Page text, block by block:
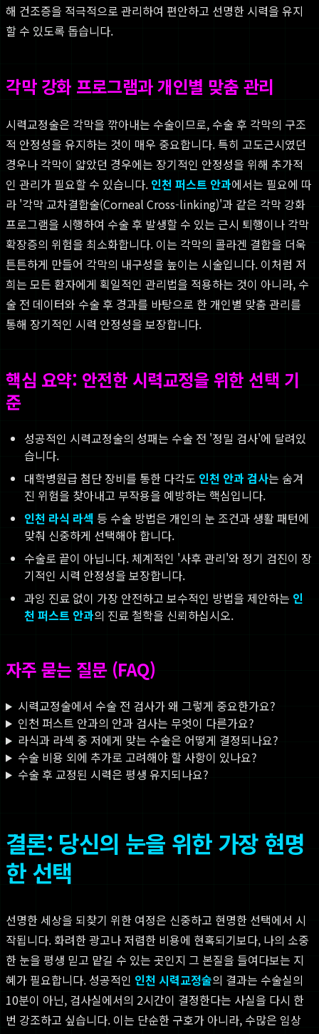
해 건조증을 적극적으로 관리하여 편안하고 선명한 시력을 유지
할 수 있도록 돕습니다.
각막 강화 프로그램과 개인별 맞춤 관리
시력교정술은 각막을 깎아내는 수술이므로, 수술 후 각막의 구조
적 안정성을 유지하는 것이 매우 중요합니다. 특히 고도근시였던
경우나 각막이 얇았던 경우에는 장기적인 안정성을 위해 추가적
인 관리가 필요할 수 있습니다. 인천 퍼스트 안과에서는 필요에 따
라 '각막 교차결합술(Corneal Cross-linking)'과 같은 각막 강화
프로그램을 시행하여 수술 후 발생할 수 있는 근시 퇴행이나 각막
확장증의 위험을 최소화합니다. 이는 각막의 콜라겐 결합을 더욱
튼튼하게 만들어 각막의 내구성을 높이는 시술입니다. 이처럼 저
희는 모든 환자에게 획일적인 관리법을 적용하는 것이 아니라, 수
술 전 데이터와 수술 후 경과를 바탕으로 한 개인별 맞춤 관리를
통해 장기적인 시력 안정성을 보장합니다.
핵심 요약: 안전한 시력교정을 위한 선택 기
준
성공적인 시력교정술의 성패는 수술 전 '정밀 검사'에 달려있
습니다.
대학병원급 첨단 장비를 통한 다각도 인천 안과 검사는 숨겨
진 위험을 찾아내고 부작용을 예방하는 핵심입니다.
인천 라식 라섹 등 수술 방법은 개인의 눈 조건과 생활 패턴에
맞춰 신중하게 선택해야 합니다.
수술로 끝이 아닙니다. 체계적인 '사후 관리'와 정기 검진이 장
기적인 시력 안정성을 보장합니다.
과잉 진료 없이 가장 안전하고 보수적인 방법을 제안하는 인
천 퍼스트 안과의 진료 철학을 신뢰하십시오.
자주 묻는 질문 (FAQ)
시력교정술에서 수술 전 검사가 왜 그렇게 중요한가요?
인천 퍼스트 안과의 안과 검사는 무엇이 다른가요?
라식과 라섹 중 저에게 맞는 수술은 어떻게 결정되나요?
수술 비용 외에 추가로 고려해야 할 사항이 있나요?
수술 후 교정된 시력은 평생 유지되나요?
결론: 당신의 눈을 위한 가장 현명
한 선택
선명한 세상을 되찾기 위한 여정은 신중하고 현명한 선택에서 시
작됩니다. 화려한 광고나 저렴한 비용에 현혹되기보다, 나의 소중
한 눈을 평생 믿고 맡길 수 있는 곳인지 그 본질을 들여다보는 지
혜가 필요합니다. 성공적인 인천 시력교정술의 결과는 수술실의
10분이 아닌, 검사실에서의 2시간이 결정한다는 사실을 다시 한
번 강조하고 싶습니다. 이는 단순한 구호가 아니라, 수많은 임상